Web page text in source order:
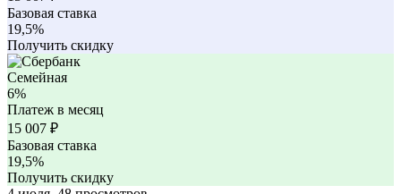
Базовая ставка
19,5%
Получить скидку
Семейная
6%
Платеж в месяц
15 007 ₽
Базовая ставка
19,5%
Получить скидку